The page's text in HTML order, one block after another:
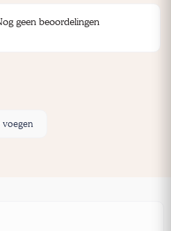
geen beoordelingen